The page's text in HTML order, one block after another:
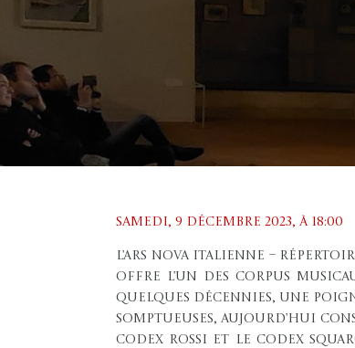
Samedi, 9 décembre 2023, À 18:00
L’Ars Nova italienne –
offre l’un des corpus
quelques décennies, une
somptueuses, aujourd’hui
codex Rossi et le codex